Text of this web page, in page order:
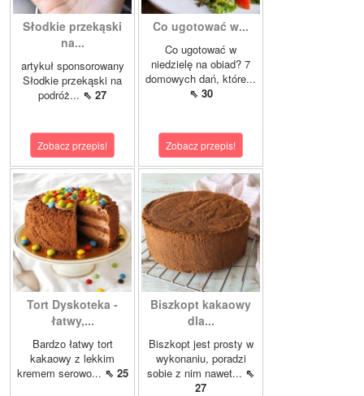
Słodkie przekąski
na...
artykuł sponsorowany
Słodkie przekąski na
podróż... ⇖ 27
Zobacz przepis!
Co ugotować w...
Co ugotować w
niedzielę na obiad? 7
domowych dań, które...
⇖ 30
Zobacz przepis!
Tort Dyskoteka -
łatwy,...
Bardzo łatwy tort
kakaowy z lekkim
kremem serowo... ⇖ 25
Biszkopt kakaowy
dla...
Biszkopt jest prosty w
wykonaniu, poradzi
sobie z nim nawet... ⇖
27